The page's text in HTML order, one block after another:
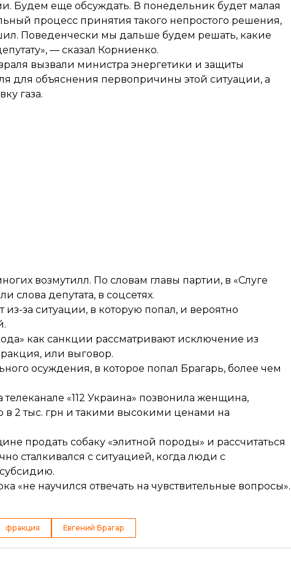
Будем еще обсуждать. В понедельник будет малая
процесс принятия такого непростого решения,
Поведенчески мы дальше будем решать, какие
— сказал Корниенко.
вызвали министра энергетики и защиты
объяснения первопричины этой ситуации, а
газа.
возмутилл. По словам главы партии, в «Слуге
слова депутата, в соцсетях.
за ситуации, в которую попал, и вероятно
как санкции рассматривают исключение из
или выговор.
осуждения, в которое попал Брагарь, более чем
«112 Украина» позвонила женщина,
в 2 тыс. грн и такими высокими ценами на
продать собаку «элитной породы» и рассчитаться
сталкивался с ситуацией, когда люди с
«не научился отвечать на чувствительные вопросы».
фракция Евгений Брагар